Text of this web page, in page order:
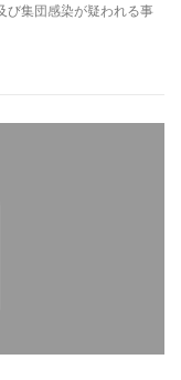
び集団感染が疑われる事